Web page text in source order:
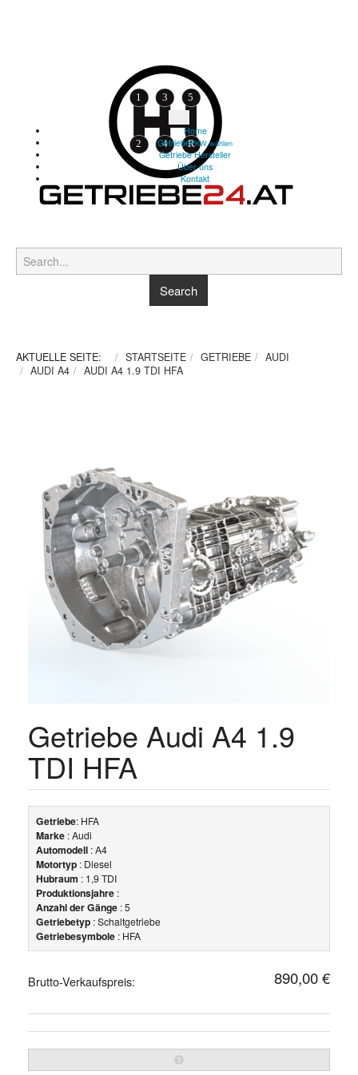
Home
GetriebePKW wählen
Getriebe Hersteller
Über uns
Kontakt
AKTUELLE SEITE: STARTSEITE GETRIEBE
AUDI
AUDI A4
AUDI A4 1.9 TDI HFA
Getriebe Audi A4 1.9
TDI HFA
Getriebe: HFA
Marke : Audi
Automodell : A4
Motortyp : Diesel
Hubraum : 1,9 TDI
Produktionsjahre :
Anzahl der Gänge : 5
Getriebetyp : Schaltgetriebe
Getriebesymbole : HFA
Brutto-Verkaufspreis: 890,00 €